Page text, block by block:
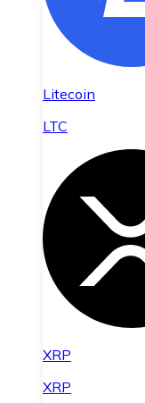
Litecoin
LTC
XRP
XRP